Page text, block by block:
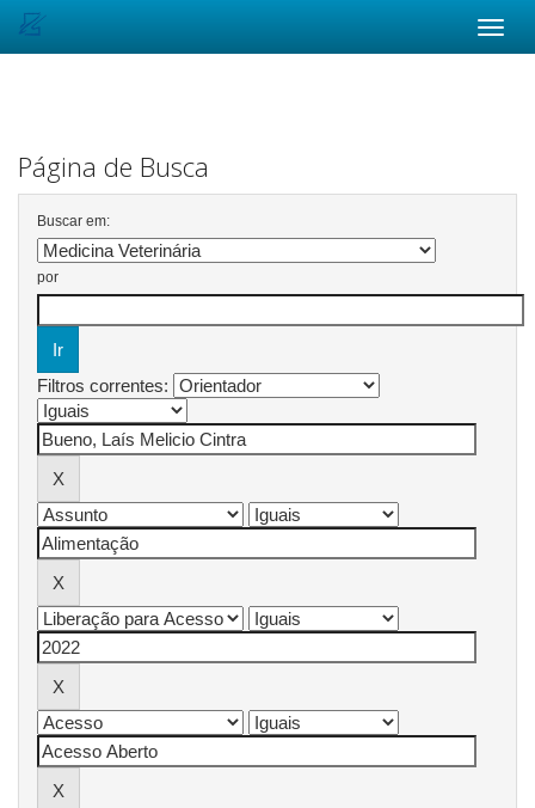
Página de Busca
Buscar em:
por
Filtros correntes: